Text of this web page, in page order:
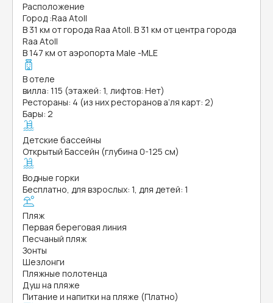
Расположение
Город :Raa Atoll
В 31 км от города Raa Atoll. В 31 км от центра города
Raa Atoll
В 147 км от аэропорта Male -MLE
В отеле
вилла: 115 (этажей: 1, лифтов: Нет)
Рестораны: 4 (из них ресторанов а’ля карт: 2)
Бары: 2
Детские бассейны
Открытый Бассейн (глубина 0-125 см)
Водные горки
Бесплатно, для взрослых: 1, для детей: 1
Пляж
Первая береговая линия
Песчаный пляж
Зонты
Шезлонги
Пляжные полотенца
Душ на пляже
Питание и напитки на пляже (Платно)